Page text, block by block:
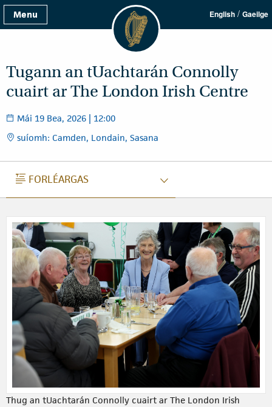
Menu English / Gaeilge
Tugann an tUachtarán Connolly
cuairt ar The London Irish Centre
Mái 19 Bea, 2026 | 12:00
suíomh: Camden, Londain, Sasana
FORLÉARGAS
FORLÉARGAS
Thug an tUachtarán Connolly cuairt ar The London Irish